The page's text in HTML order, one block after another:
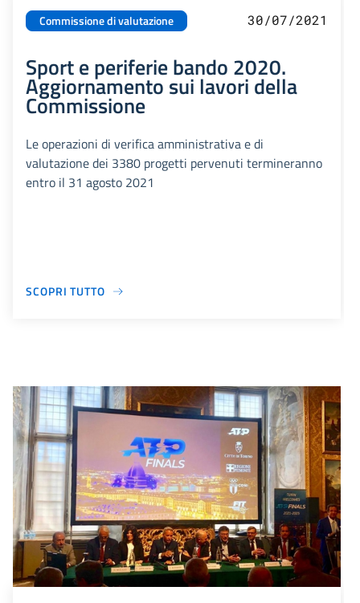
Commissione di valutazione 30/07/2021
Sport e periferie bando 2020.
Aggiornamento sui lavori della
Commissione
Le operazioni di verifica amministrativa e di
valutazione dei 3380 progetti pervenuti termineranno
entro il 31 agosto 2021
SCOPRI TUTTO